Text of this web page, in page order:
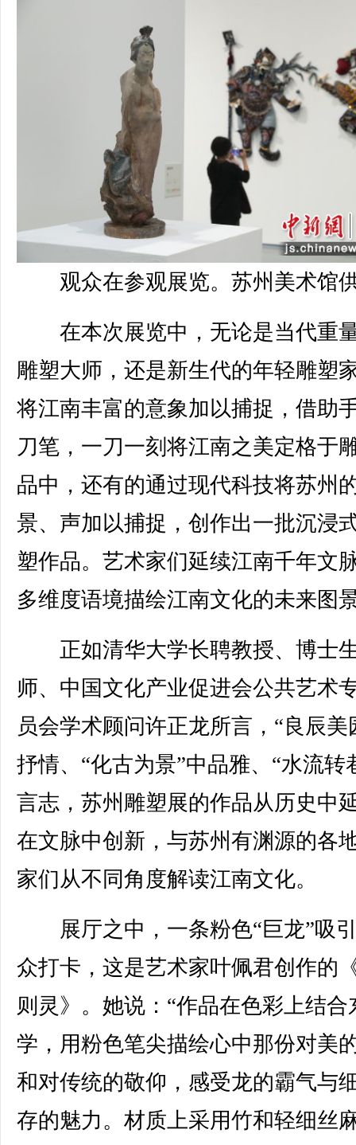
观众在参观展览。苏州美术馆
在本次展览中，无论是当代重
雕塑大师，还是新生代的年轻雕塑
将江南丰富的意象加以捕捉，借助
刀笔，一刀一刻将江南之美定格于
品中，还有的通过现代科技将苏州
景、声加以捕捉，创作出一批沉浸
塑作品。艺术家们延续江南千年文
多维度语境描绘江南文化的未来图
正如清华大学长聘教授、博士
师、中国文化产业促进会公共艺术
员会学术顾问许正龙所言，“良辰美
抒情、“化古为景”中品雅、“水流转
言志，苏州雕塑展的作品从历史中
在文脉中创新，与苏州有渊源的各
家们从不同角度解读江南文化。
展厅之中，一条粉色“巨龙”吸
众打卡，这是艺术家叶佩君创作的
则灵》。她说：“作品在色彩上结合
学，用粉色笔尖描绘心中那份对美
和对传统的敬仰，感受龙的霸气与
存的魅力。材质上采用竹和轻细丝